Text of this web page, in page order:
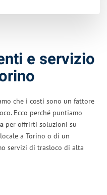
e servizio
che i costi sono un fattore
Ecco perché puntiamo
per offrirti soluzioni su
a Torino o di un
servizi di trasloco di alta